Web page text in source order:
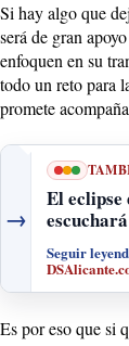
Si hay algo que
será de gran
enfoquen en su
todo un reto para
promete
→
El eclipse
escuchará
Seguir
Es por eso que si